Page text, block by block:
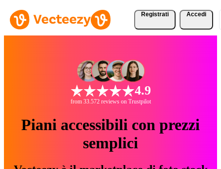
Registrati Accedi
4.9
from 33.572 reviews on Trustpilot
Piani accessibili con prezzi
semplici